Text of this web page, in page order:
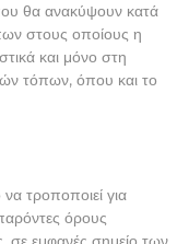
θα ανακύψουν κατά
στους οποίους η
και μόνο στη
τόπων, όπου και το
τροποποιεί για
όρους